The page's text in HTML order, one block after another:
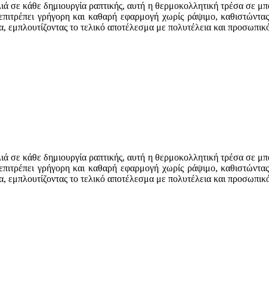
σε κάθε δημιουργία ραπτικής, αυτή η θερμοκολλητική τρέσα σε
γρήγορη και καθαρή εφαρμογή χωρίς ράψιμο,
εμπλουτίζοντας το τελικό αποτέλεσμα με πολυτέλεια και
σε κάθε δημιουργία ραπτικής, αυτή η θερμοκολλητική τρέσα σε
γρήγορη και καθαρή εφαρμογή χωρίς ράψιμο,
εμπλουτίζοντας το τελικό αποτέλεσμα με πολυτέλεια και